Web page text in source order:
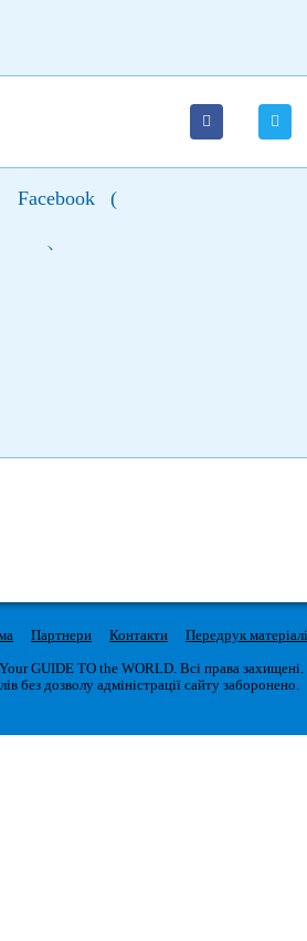
Facebook (
)
Партнери Контакти
Передрук
GUIDE TO the WORLD. Всі права захищені.
без дозволу адміністрації сайту заборонено.